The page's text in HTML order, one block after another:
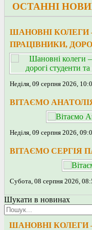
ОСТАННІ
ШАНОВНІ КОЛЕГИ
ПРАЦІВНИКИ,
Неділя, 09 серпня 2026,
ВІТАЄМО
Неділя, 09 серпня 2026,
ВІТАЄМО СЕРГІЯ
Субота, 08 серпня 2026,
Шукати в новинах
ШАНОВНІ КОЛЕГИ